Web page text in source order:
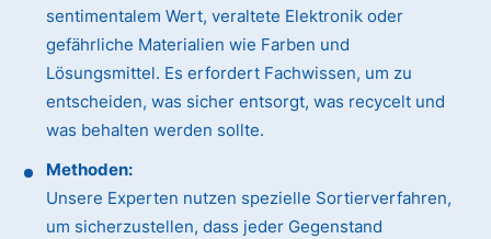
sentimentalem Wert, veraltete Elektronik oder
gefährliche Materialien wie Farben und
Lösungsmittel. Es erfordert Fachwissen, um zu
entscheiden, was sicher entsorgt, was recycelt und
was behalten werden sollte.
Methoden:
Unsere Experten nutzen spezielle Sortierverfahren,
um sicherzustellen, dass jeder Gegenstand